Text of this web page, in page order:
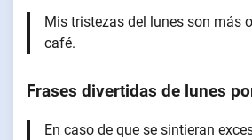
Mis tristezas del lunes son más
café.
Frases divertidas de lunes
En caso de que se sintieran